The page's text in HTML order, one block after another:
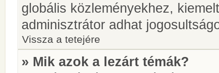
globális közleményekhez,
adminisztrátor adhat
Vissza a tetejére
» Mik azok a lezárt témák?